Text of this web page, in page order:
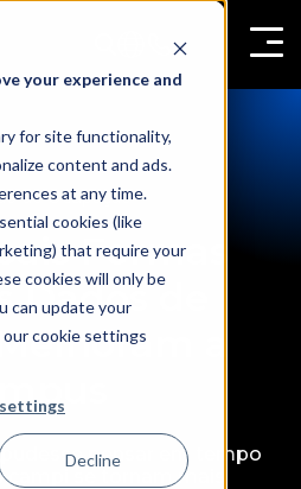
your experience and
for site functionality,
content and ads.
at any time.
cookies (like
that require your
cookies will only be
can update your
cookie settings
Decline
de Ocupação
Formas
Dados de
a
pudesse pensar em tempo
campi se tornam mais